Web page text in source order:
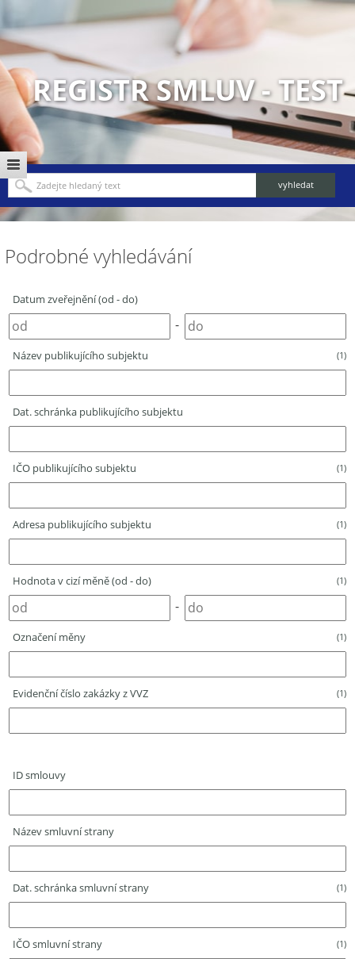
REGISTR SMLUV - TEST
Podrobné vyhledávání
Datum zveřejnění (od - do)
-
Název publikujícího subjektu (1)
Dat. schránka publikujícího subjektu
IČO publikujícího subjektu (1)
Adresa publikujícího subjektu (1)
Hodnota v cizí měně (od - do) (1)
-
Označení měny (1)
Evidenční číslo zakázky z VVZ (1)
ID smlouvy
Název smluvní strany
Dat. schránka smluvní strany (1)
IČO smluvní strany (1)